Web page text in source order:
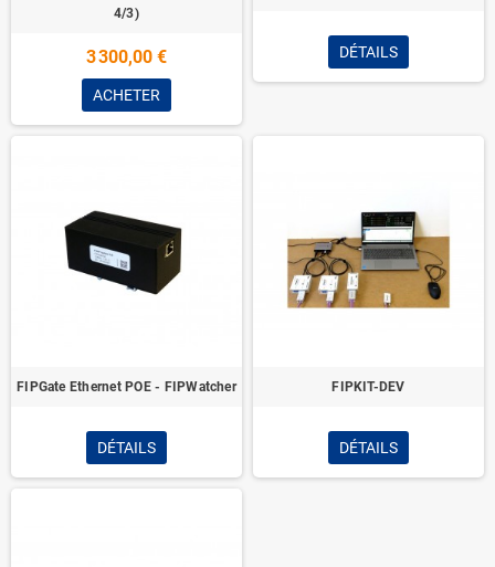
4/3)
3 300,00 €
ACHETER
DÉTAILS
FIPGate Ethernet POE - FIPWatcher
DÉTAILS
FIPKIT-DEV
DÉTAILS